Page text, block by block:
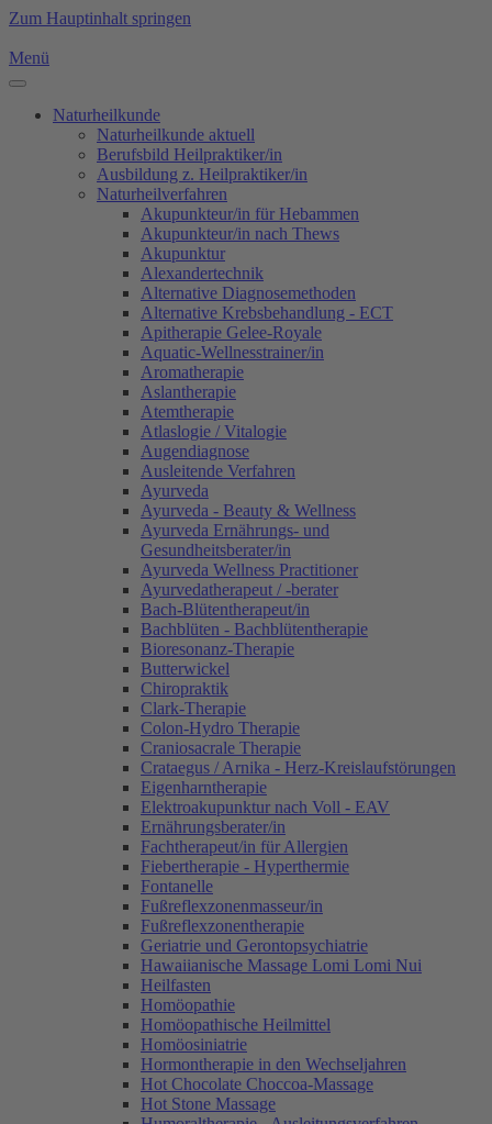
Zum Hauptinhalt springen
Menü
Naturheilkunde
Naturheilkunde aktuell
Berufsbild Heilpraktiker/in
Ausbildung z. Heilpraktiker/in
Naturheilverfahren
Akupunkteur/in für Hebammen
Akupunkteur/in nach Thews
Akupunktur
Alexandertechnik
Alternative Diagnosemethoden
Alternative Krebsbehandlung - ECT
Apitherapie Gelee-Royale
Aquatic-Wellnesstrainer/in
Aromatherapie
Aslantherapie
Atemtherapie
Atlaslogie / Vitalogie
Augendiagnose
Ausleitende Verfahren
Ayurveda
Ayurveda - Beauty & Wellness
Ayurveda Ernährungs- und
Gesundheitsberater/in
Ayurveda Wellness Practitioner
Ayurvedatherapeut / -berater
Bach-Blütentherapeut/in
Bachblüten - Bachblütentherapie
Bioresonanz-Therapie
Butterwickel
Chiropraktik
Clark-Therapie
Colon-Hydro Therapie
Craniosacrale Therapie
Crataegus / Arnika - Herz-Kreislaufstörungen
Eigenharntherapie
Elektroakupunktur nach Voll - EAV
Ernährungsberater/in
Fachtherapeut/in für Allergien
Fiebertherapie - Hyperthermie
Fontanelle
Fußreflexzonenmasseur/in
Fußreflexzonentherapie
Geriatrie und Gerontopsychiatrie
Hawaiianische Massage Lomi Lomi Nui
Heilfasten
Homöopathie
Homöopathische Heilmittel
Homöosiniatrie
Hormontherapie in den Wechseljahren
Hot Chocolate Choccoa-Massage
Hot Stone Massage